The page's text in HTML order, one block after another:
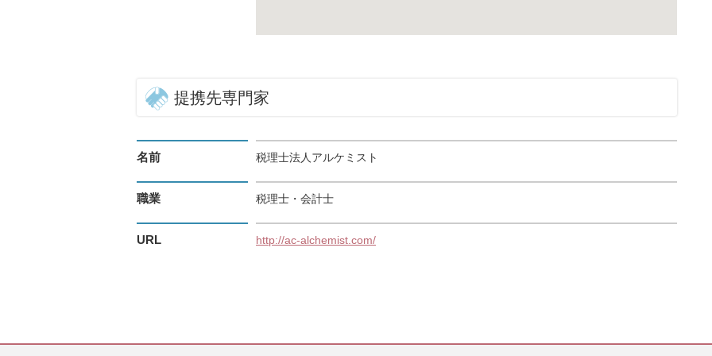
提携先専門家
名前 税理士法人アルケミスト
職業 税理士・会計士
URL http://ac-alchemist.com/